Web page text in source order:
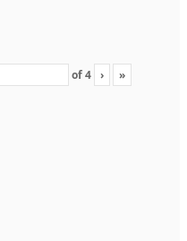
of4 › »